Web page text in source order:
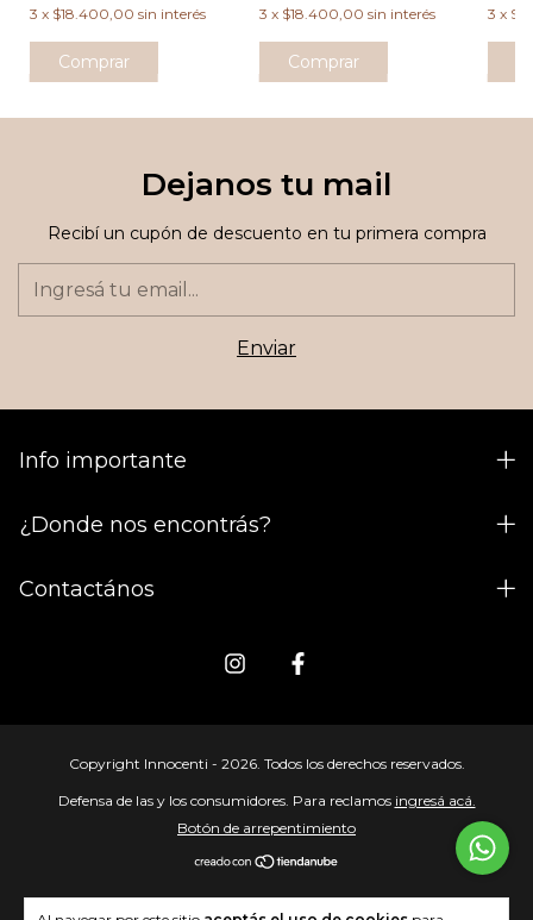
3 x $18.400,00 sin interés
Comprar
3 x $18.400,00 sin interés
Comprar
3 x
Dejanos tu mail
Recibí un cupón de descuento en tu primera compra
Info importante
¿Donde nos encontrás?
Contactános
Copyright Innocenti - 2026. Todos los derechos reservados.
Defensa de las y los consumidores. Para reclamos ingresá acá.
Botón de arrepentimiento